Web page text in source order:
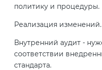
политику и процедуры.
Реализация изменений.
Внутренний аудит -
соответствии
стандарта.